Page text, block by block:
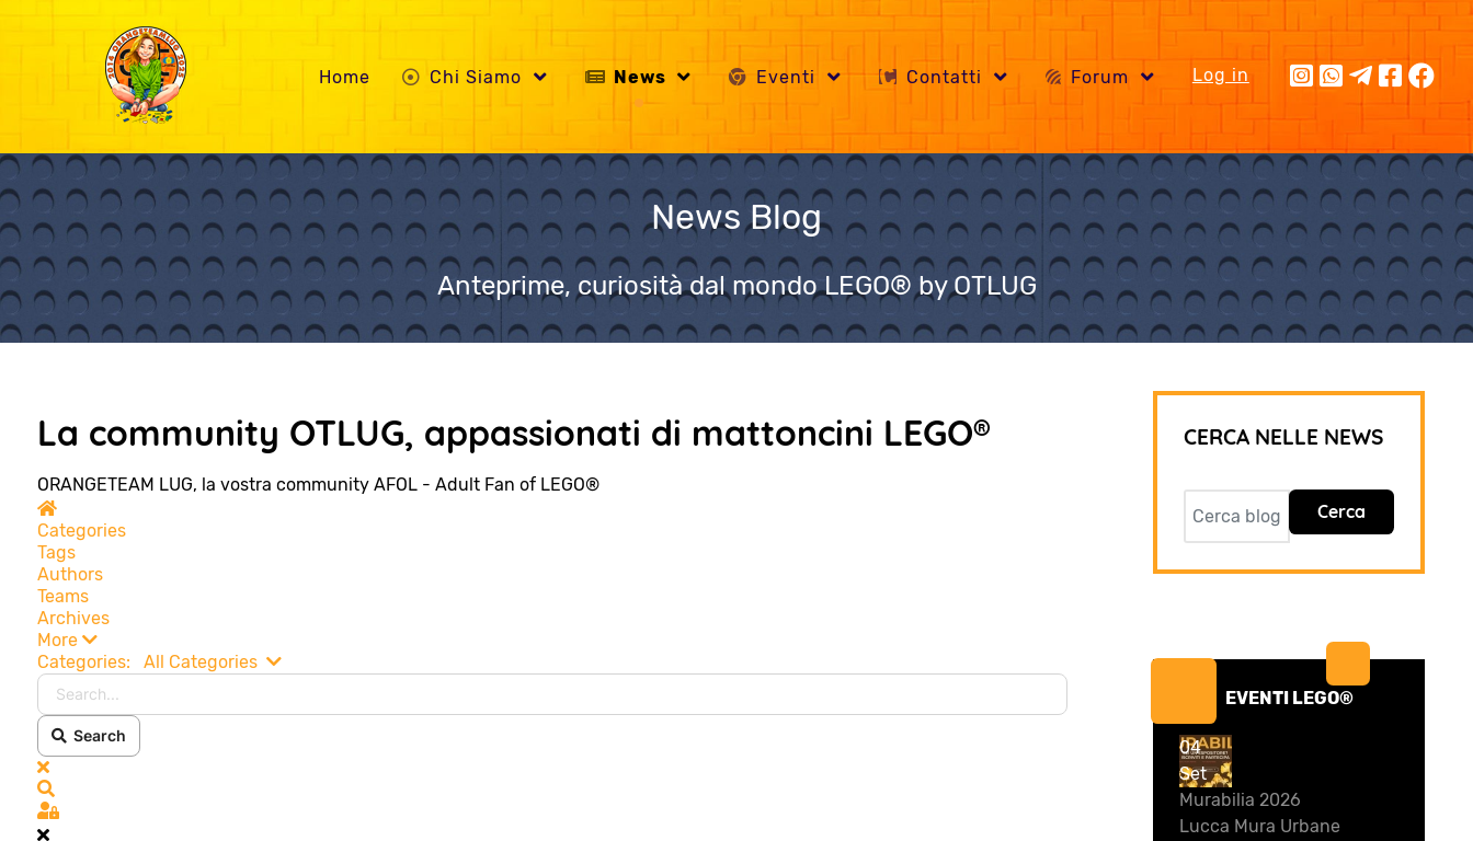
Home Chi Siamo News Eventi Contatti Forum Log in
News Blog
Anteprime, curiosità dal mondo LEGO® by OTLUG
La community OTLUG, appassionati di mattoncini LEGO®
ORANGETEAM LUG, la vostra community AFOL - Adult Fan of LEGO®
Home
Categories
Tags
Authors
Teams
Archives
More
Categories:
All Categories Search...
Search
x
Sign In
CERCA NELLE NEWS
Cerca
EVENTI LEGO®
04
Set
Murabilia 2026
Lucca Mura Urbane